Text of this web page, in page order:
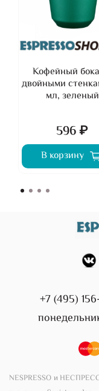
Кофейный
двойными
мл, зеленый
596 ₽
В корзину
+7 (495)
NESPRESSO и